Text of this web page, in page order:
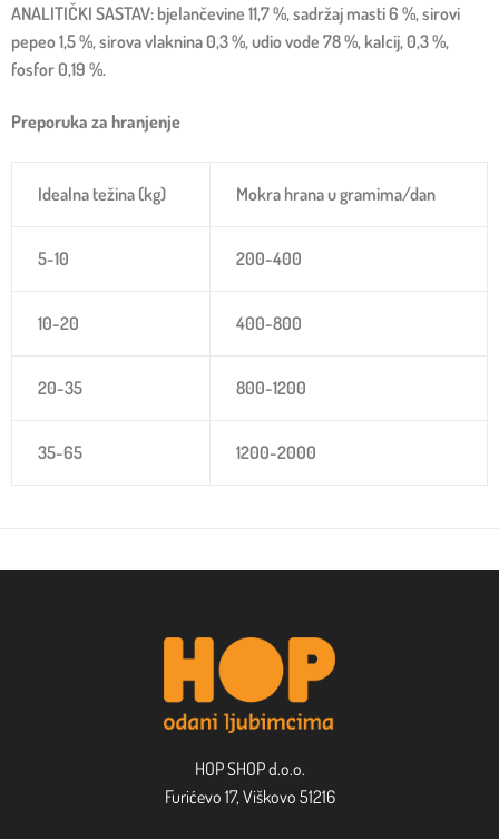
ANALITIČKI SASTAV: bjelančevine 11,7 %, sadržaj masti 6 %, sirovi
pepeo 1,5 %, sirova vlaknina 0,3 %, udio vode 78 %, kalcij, 0,3 %,
fosfor 0,19 %.
Preporuka za hranjenje
Idealna težina (kg) Mokra hrana u gramima/dan
5-10 200-400
10-20 400-800
20-35 800-1200
35-65 1200-2000
HOP SHOP d.o.o.
Furićevo 17, Viškovo 51216